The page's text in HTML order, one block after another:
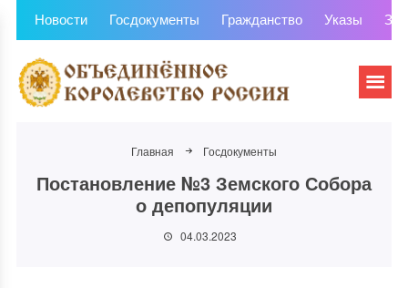
Новости Госдокументы Гражданство Указы
Главная Госдокументы
Постановление №3 Земского Собора
о депопуляции
04.03.2023